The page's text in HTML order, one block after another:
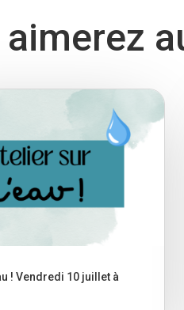
aimerez
! Vendredi 10 juillet à